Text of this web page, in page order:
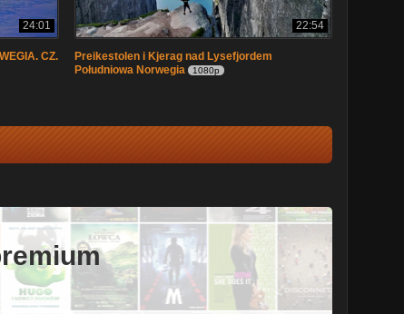
24:01
CZ.
22:54
Preikestolen i Kjerag nad Lysefjordem
Południowa Norwegia
1080p